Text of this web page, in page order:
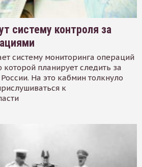
систему контроля за
систему мониторинга операций
планирует следить за
На это кабмин толкнуло
к